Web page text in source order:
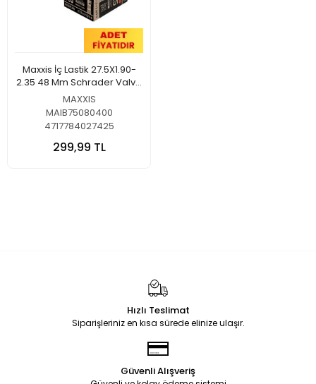
Maxxis İç Lastik 27.5X1.90-
2.35 48 Mm Schrader Valve
(Sv)
MAXXIS
MAIB75080400
4717784027425
299,99 TL
Hızlı Teslimat
Siparişleriniz en kısa sürede elinize ulaşır.
Güvenli Alışveriş